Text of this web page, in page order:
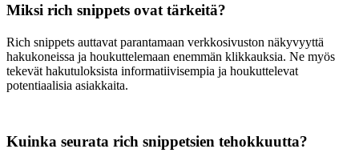
Miksi rich snippets ovat tärkeitä?
Rich snippets auttavat parantamaan verkkosivuston näkyvyyttä
hakukoneissa ja houkuttelemaan enemmän klikkauksia. Ne myös
tekevät hakutuloksista informatiivisempia ja houkuttelevat
potentiaalisia asiakkaita.
Kuinka seurata rich snippetsien tehokkuutta?